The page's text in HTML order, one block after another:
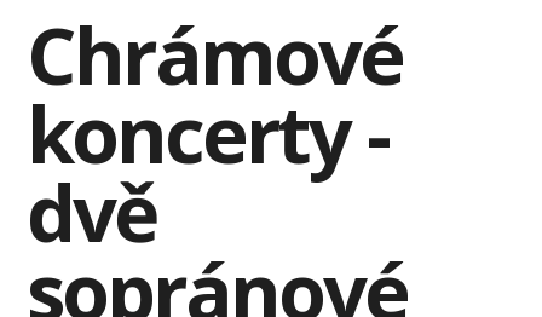
Chrámové
koncerty -
dvě
sopránové